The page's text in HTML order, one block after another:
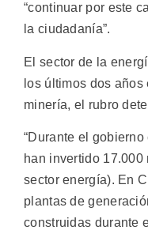
“continuar por este
la ciudadanía”.
El sector de la
los últimos dos
minería, el rubro
“Durante el
han invertido 17.000
sector energía). En
plantas de
construidas durante